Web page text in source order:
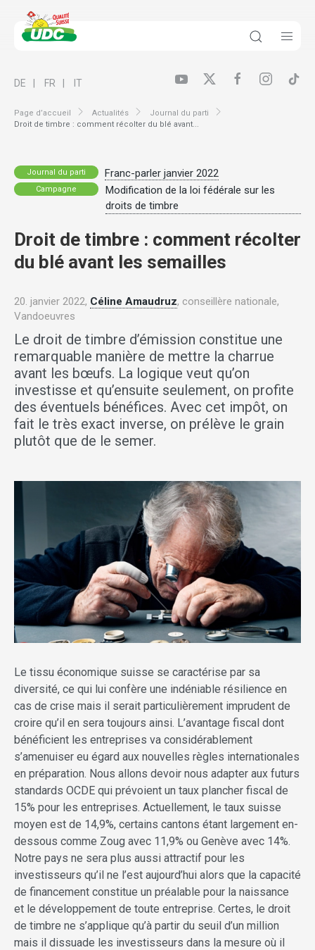
Page d’accueil Actualités
Journal du parti
Droit de timbre : comment récolter du blé avant...
DE FR IT
Journal du parti Franc-parler janvier 2022
Campagne
Modification de la loi fédérale sur les
droits de timbre
Droit de timbre : comment récolter
du blé avant les semailles
20. janvier 2022, Céline Amaudruz, conseillère nationale,
Vandoeuvres
Le droit de timbre d’émission constitue une
remarquable manière de mettre la charrue
avant les bœufs. La logique veut qu’on
investisse et qu’ensuite seulement, on profite
des éventuels bénéfices. Avec cet impôt, on
fait le très exact inverse, on prélève le grain
plutôt que de le semer.
Le tissu économique suisse se caractérise par sa
diversité, ce qui lui confère une indéniable résilience en
cas de crise mais il serait particulièrement imprudent de
croire qu’il en sera toujours ainsi. L’avantage fiscal dont
bénéficient les entreprises va considérablement
s’amenuiser eu égard aux nouvelles règles internationales
en préparation. Nous allons devoir nous adapter aux futurs
standards OCDE qui prévoient un taux plancher fiscal de
15% pour les entreprises. Actuellement, le taux suisse
moyen est de 14,9%, certains cantons étant largement en-
dessous comme Zoug avec 11,9% ou Genève avec 14%.
Notre pays ne sera plus aussi attractif pour les
investisseurs qu’il ne l’est aujourd’hui alors que la capacité
de financement constitue un préalable pour la naissance
et le développement de toute entreprise. Certes, le droit
de timbre ne s’applique qu’à partir du seuil d’un million
mais il dissuade les investisseurs dans la mesure où il